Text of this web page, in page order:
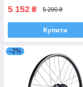
5 152 ₴ 5 290 ₴
Купити
–2%